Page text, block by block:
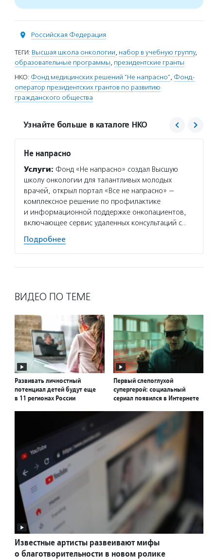
Российская Федерация
ТЕГИ: Высшая школа онкологии, набор в учебную группу,
образовательные программы, президентские гранты
НКО: Фонд медицинских решений "Не напрасно", Фонд-
оператор президентских грантов по развитию
гражданского общества
Узнайте больше в каталоге НКО
Не напрасно
Услуги: Фонд «Не напрасно» создал Высшую
школу онкологии для талантливых молодых
врачей, открыл портал «Все не напрасно» —
комплексное решение по профилактике
и информационной поддержке онкопациентов,
включающее сервис удаленных консультаций с…
Подробнее
ВИДЕО ПО ТЕМЕ
Развивать личностный
потенциал детей будут еще
в 11 регионах России
Первый слепоглухой
супергерой: социальный
сериал появился в Интернете
Известные артисты развеивают мифы
о благотворительности в новом ролике